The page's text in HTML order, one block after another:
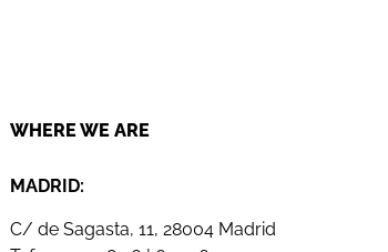
WHERE WE ARE
MADRID:
C/ de Sagasta, 11, 28004 Madrid